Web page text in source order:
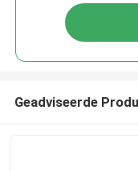
Geadviseerde